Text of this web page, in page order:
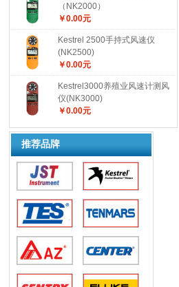
（NK2000）
￥0.00元
Kestrel 2500手持式风速仪
(NK2500)
￥0.00元
Kestrel3000养殖业风速计测风
仪(NK3000)
￥0.00元
推荐品牌